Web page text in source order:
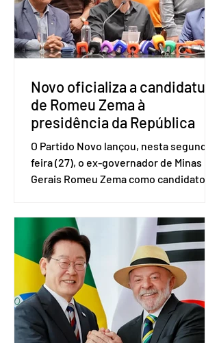
(IBGE). O estudo do Sebrae mostra que,
no quarto trimestre de 2025, os
empreendedores 60+ formalizados
atingiram o maior rendime
Novo oficializa a candidatura
de Romeu Zema à
presidência da República
O Partido Novo lançou, nesta segunda-
feira (27), o ex-governador de Minas
Gerais Romeu Zema como candidato à
Brasília. O Novo ainda não definiu quem
vai compor a chapa como candidato a
vice-presidente. A convenção contou
com a presença do presidente nacional
do partido, Eduardo Ribeiro, e do
senador Eduardo Girão, filiado ao Novo
desde fevereiro de 2023. Formado em